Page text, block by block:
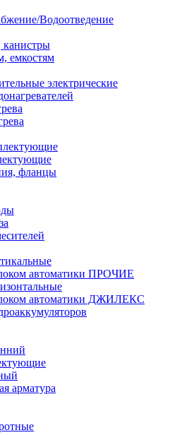
Водоотведение
канистры
емкостям
электрические
фланцы
автоматики ПРОЧИЕ
автоматики ДЖИЛЕКС
арматура